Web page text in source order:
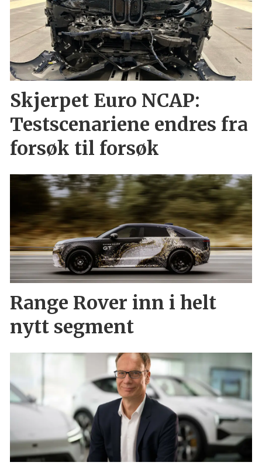
Skjerpet Euro NCAP:
Testscenariene endres fra
forsøk til forsøk
Range Rover inn i helt
nytt segment